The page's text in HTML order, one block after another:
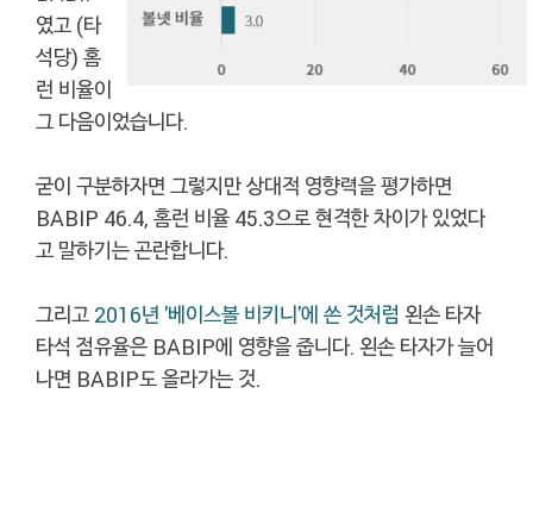
였고 (타
석당) 홈
런 비율이
그 다음이었습니다.
굳이 구분하자면 그렇지만 상대적 영향력을 평가하면
BABIP 46.4, 홈런 비율 45.3으로 현격한 차이가 있었다
고 말하기는 곤란합니다.
그리고 2016년 '베이스볼 비키니'에 쓴 것처럼 왼손 타자
타석 점유율은 BABIP에 영향을 줍니다. 왼손 타자가 늘어
나면 BABIP도 올라가는 것.